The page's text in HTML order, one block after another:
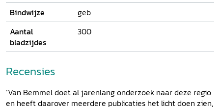
Bindwijze
geb
Aantal
bladzijdes
300
Recensies
‘Van Bemmel doet al jarenlang onderzoek naar deze regio
en heeft daarover meerdere publicaties het licht doen zien,